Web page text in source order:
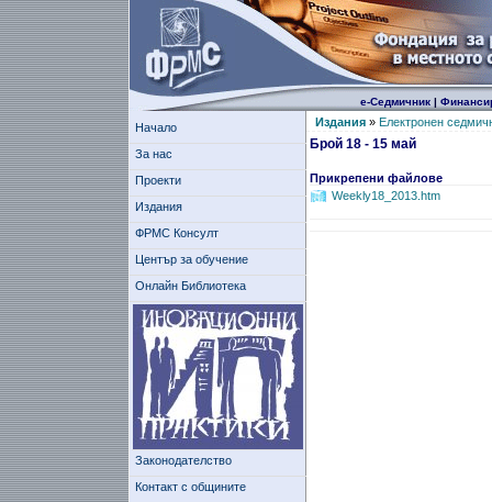
е-Седмичник|
Начало
За нас
Проекти
Издания
ФРМС Консулт
Център за обучение
Онлайн Библиотека
Законодателство
Контакт с общините
Издания» Електронен
Брой 18 - 15 май
Прикрепени файлове
Weekly18_2013.htm